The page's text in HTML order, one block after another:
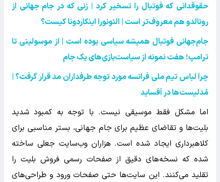
حقوقدانی که فوتبال را تسخیر کرد | زنی که در جام جهانی از
رونالدو هم معروف‌تر است | الئونورا اینکاردونا کیست؟
جام‌جهانی فوتبال همیشه سیاسی بوده است | از موسولینی تا
ترامپ؛ هفت نمونه از سیاست‌بازی‌های یک جام
چرا لباس تیم ملی فرانسه مورد توجه طرفداران مد قرار گرفت؟ |
مُدلیست‌ها در آفساید
اما مشکل فقط موسیقی نیست. با توجه به کمبود شدید
بلیت‌ها و تقاضای عظیم برای جام جهانی، بستر مناسبی برای
کلاهبرداری ایجاد شده است. هزاران وب‌سایت جعلی ساخته
شده که نسخه‌های دقیق از صفحات رسمی فروش بلیت را
تقلید می‌کنند. این سایت‌ها حتی صفحات ورود و طراحی‌های